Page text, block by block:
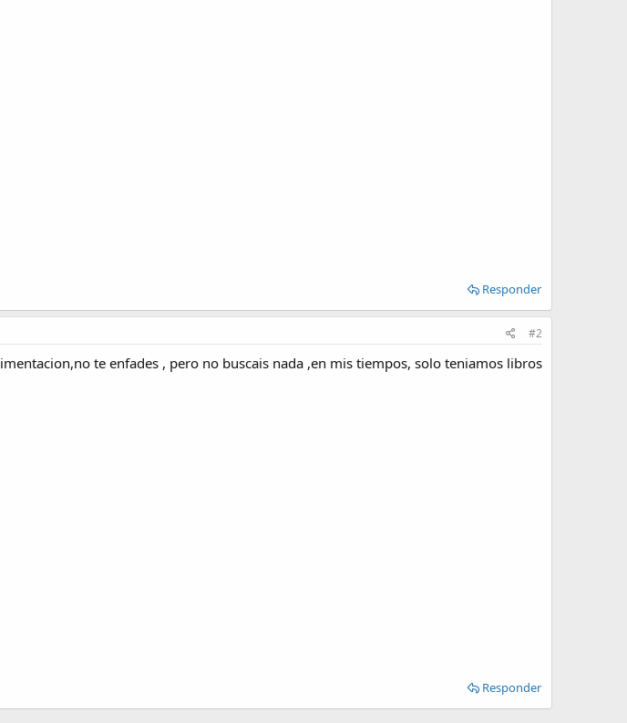
Responder
#2
te enfades , pero no buscais nada ,en mis tiempos, solo teniamos libros
Responder